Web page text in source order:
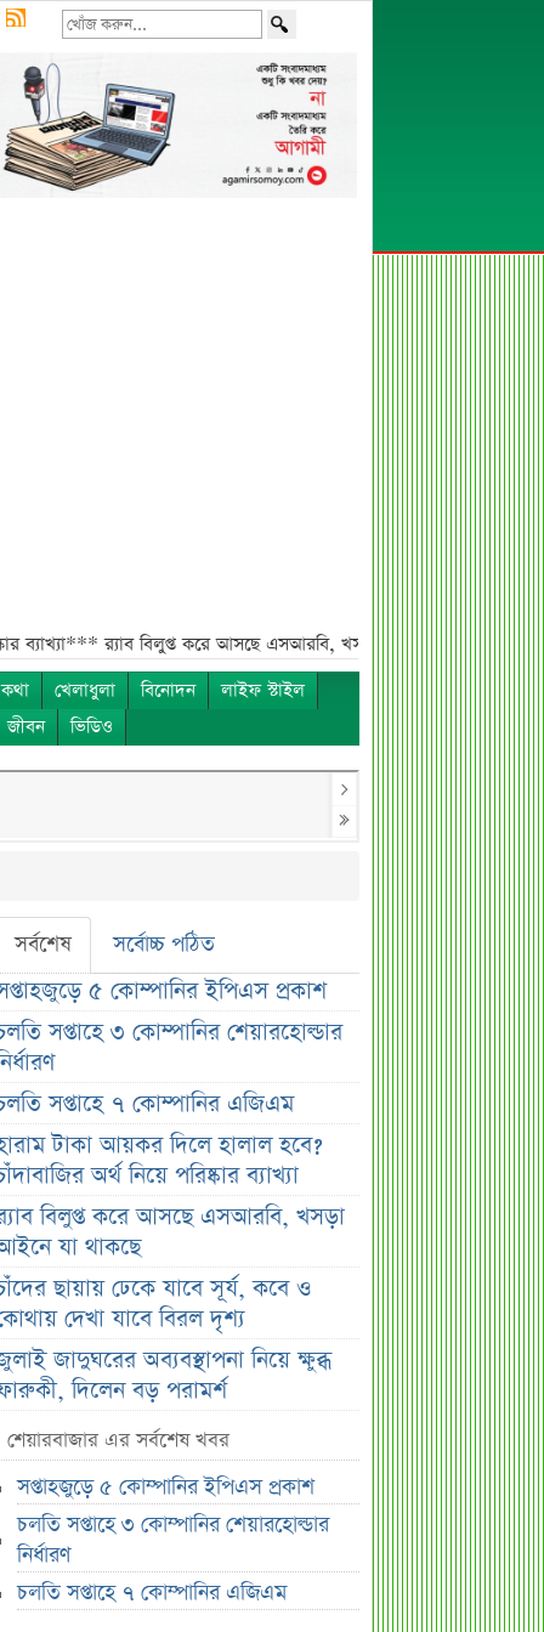
র‌্যাব বিলুপ্ত করে আসছে এসআরবি, খসড়া আইনে যা থাকছে***
খেলাধুলা বিনোদন
লাইফ স্টাইল
জীবন ভিডিও
সর্বশেষ সর্বোচ্চ পঠিত
৫ কোম্পানির ইপিএস প্রকাশ
সপ্তাহে ৩ কোম্পানির শেয়ারহোল্ডার
সপ্তাহে ৭ কোম্পানির এজিএম
টাকা আয়কর দিলে হালাল হবে?
অর্থ নিয়ে পরিষ্কার ব্যাখ্যা
বিলুপ্ত করে আসছে এসআরবি, খসড়া
যা থাকছে
ছায়ায় ঢেকে যাবে সূর্য, কবে ও
দেখা যাবে বিরল দৃশ্য
জাদুঘরের অব্যবস্থাপনা নিয়ে ক্ষুব্ধ
দিলেন বড় পরামর্শ
স্বর্ণের দামে বড় কাটছাঁট, নতুন দর
বাজুস
মন্ত্রিসভায় পরিবর্তনের হাওয়া, আলোচনায়
নাম
দেশের ২৩তম রাষ্ট্রপতি; শেষ মুহূর্তে
যেসব নাম
শেয়ারবাজার এর সর্বশেষ খবর
সপ্তাহজুড়ে ৫ কোম্পানির ইপিএস প্রকাশ
চলতি সপ্তাহে ৩ কোম্পানির শেয়ারহোল্ডার
নির্ধারণ
চলতি সপ্তাহে ৭ কোম্পানির এজিএম